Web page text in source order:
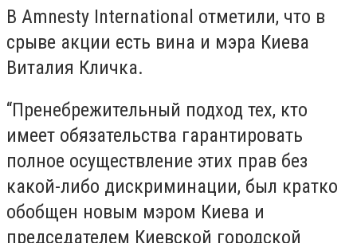
В Amnesty International отметили, что в
срыве акции есть вина и мэра Киева
Виталия Кличка.
“Пренебрежительный подход тех, кто
имеет обязательства гарантировать
полное осуществление этих прав без
какой-либо дискриминации, был кратко
обобщен новым мэром Киева и
председателем Киевской городской